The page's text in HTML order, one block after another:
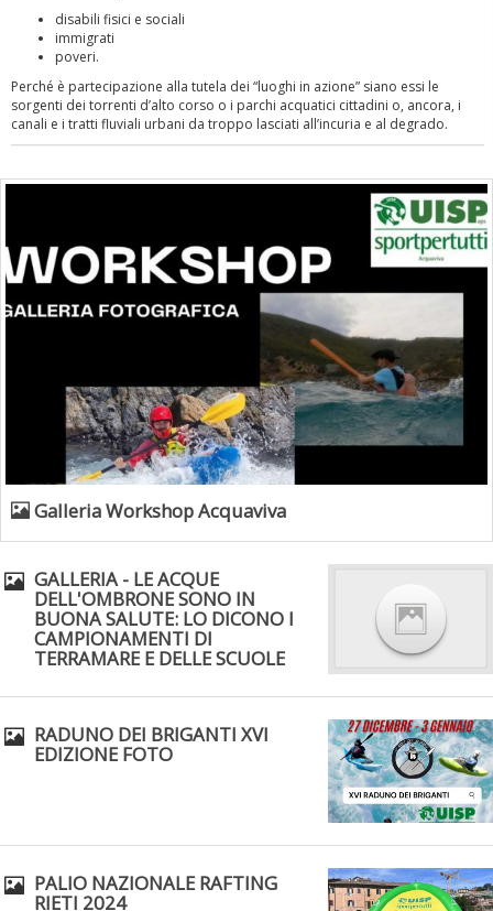
Tiziano Pesce a Radio InBlu2000 traccia il bilancio della stagione
Ddl Lobby, Uisp: “Il Parlamento valorizzi le nostre specificità"
La formazione Uisp rallenta ma prosegue anche in estate
disabili fisici e sociali
immigrati
poveri.
Perché è partecipazione alla tutela dei “luoghi in azione” siano essi le
sorgenti dei torrenti d’alto corso o i parchi acquatici cittadini o, ancora, i
canali e i tratti fluviali urbani da troppo lasciati all’incuria e al degrado.
Galleria Workshop Acquaviva
GALLERIA - LE ACQUE
DELL'OMBRONE SONO IN
BUONA SALUTE: LO DICONO I
CAMPIONAMENTI DI
TERRAMARE E DELLE SCUOLE
RADUNO DEI BRIGANTI XVI
EDIZIONE FOTO
PALIO NAZIONALE RAFTING
RIETI 2024